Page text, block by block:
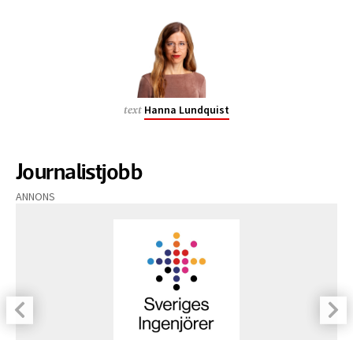
text Hanna Lundquist
Journalistjobb
ANNONS